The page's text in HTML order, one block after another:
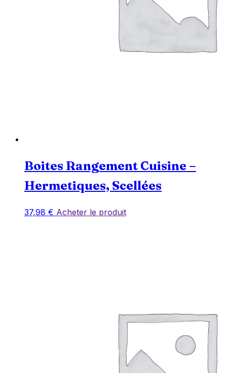
Boites Rangement Cuisine –
Hermetiques, Scellées
37,98 € Acheter le produit